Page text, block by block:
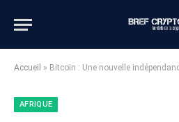
Accueil » Bitcoin : Une nouvelle
AFRIQUE